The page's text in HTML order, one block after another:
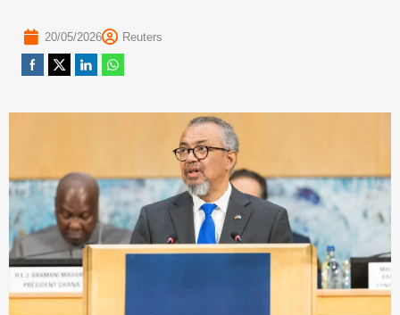
20/05/2026 Reuters